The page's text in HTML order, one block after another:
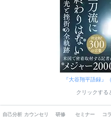
『大谷翔平語録』
クリックする
大谷翔平名言
自己分析 カウンセリング研修 セミナー コ